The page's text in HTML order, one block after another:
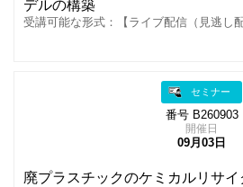
デルの構築
受講可能な形式：【ライブ配信（見逃し
セミナー
番号 B260903
開催日
09月03日
廃プラスチックのケミカルリサ